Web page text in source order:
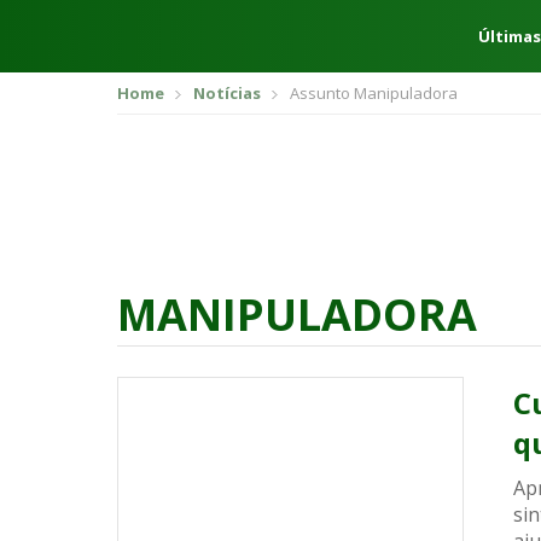
Home Notícias Assunto Manipuladora
MANIPULADORA